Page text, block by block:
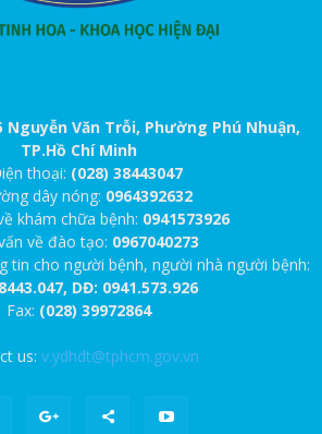
Nguyễn Văn Trỗi, Phường Phú Nhuận,
TP.Hồ Chí Minh
thoại: (028) 38443047
dây nóng: 0964392632
khám chữa bệnh: 0941573926
về đào tạo: 0967040273
tin cho người bệnh, người nhà người bệnh:
DĐ: 0941.573.926
Fax: (028) 39972864
us: v.ydhdt@tphcm.gov.vn